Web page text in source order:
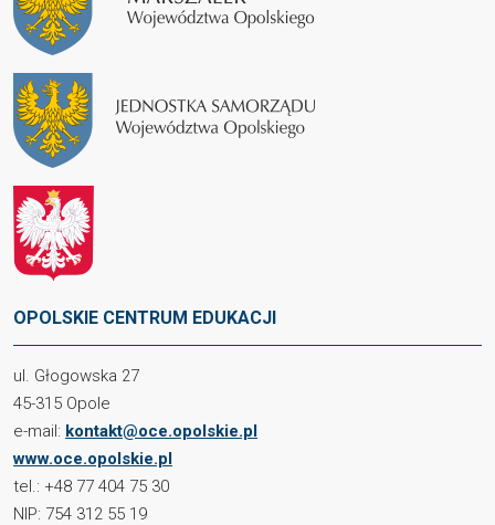
OPOLSKIE CENTRUM EDUKACJI
ul. Głogowska 27
45-315 Opole
e-mail: kontakt@oce.opolskie.pl
www.oce.opolskie.pl
tel.: +48 77 404 75 30
NIP: 754 312 55 19